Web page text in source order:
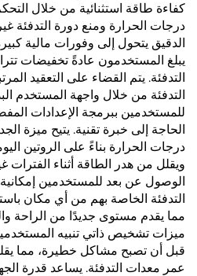
كفاءة طاقة استثنائية من خلال
درجات الحرارة ومنع دورة التدفئة
الدقيق يتحول إلى وفورات مالية
التدفئة. يتم القضاء على التعقيد
التدفئة من خلال واجهة المستخدم
للمستخدمين ببرمجة الإعدادات
الحاجة إلى خبرة تقنية. يتيح ميزة
درجات الحرارة بناءً على الروتين
ويقلل من هدر الطاقة أثناء الفترات
الوصول عن بعد للمستخدمين
التدفئة الخاصة بهم من أي مكان
مما يقدم مستوى جديدًا من الراحة
ميزات تشخيص ذاتي تنبيه
قبل أن تصبح مشاكل خطيرة، مما
عمر معدات التدفئة. يساعد قدرة